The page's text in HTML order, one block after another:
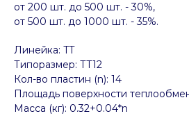
от 200 шт. до 500 шт. - 30%,
от 500 шт. до 1000 шт. - 35%.
Линейка: TT
Типоразмер: ТТ12
Кол-во пластин (n): 14
Площадь поверхности
Масса (кг): 0.32+0.04*n